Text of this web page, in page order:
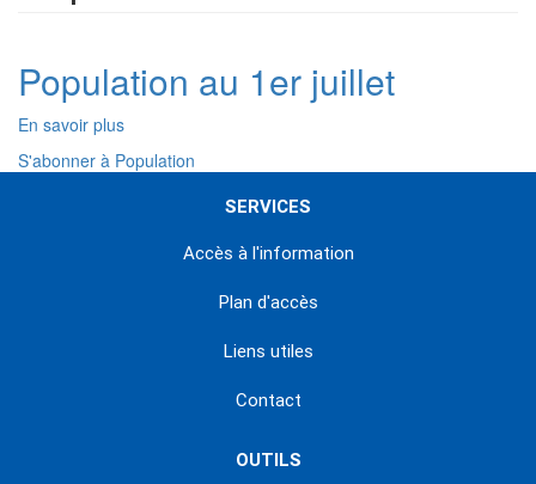
Population au 1er juillet
En savoir plus
Population
au
S'abonner à Population
SERVICES
Accès à l'information
Plan d'accès
Liens utiles
Contact
OUTILS